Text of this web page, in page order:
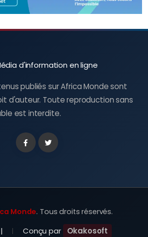
publiés sur Africa Monde sont
d'auteur. Toute reproduction sans
est interdite.
FacebookTwitter
Monde. Tous droits réservés.
| Conçu par Okakosoft